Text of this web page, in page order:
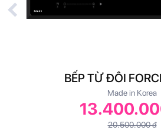
BẾP TỪ ĐÔI
Made in Korea
20.500.000 đ